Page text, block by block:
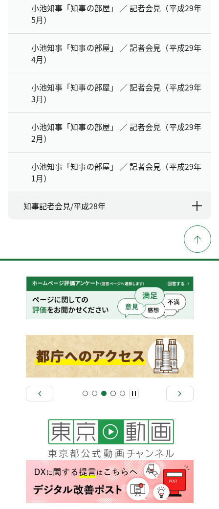
小池知事「知事の部屋」 ／ 記者会見（平成29年
5月）
小池知事「知事の部屋」 ／ 記者会見（平成29年
4月）
小池知事「知事の部屋」 ／ 記者会見（平成29年
3月）
小池知事「知事の部屋」 ／ 記者会見（平成29年
2月）
小池知事「知事の部屋」 ／ 記者会見（平成29年
1月）
知事記者会見/平成28年